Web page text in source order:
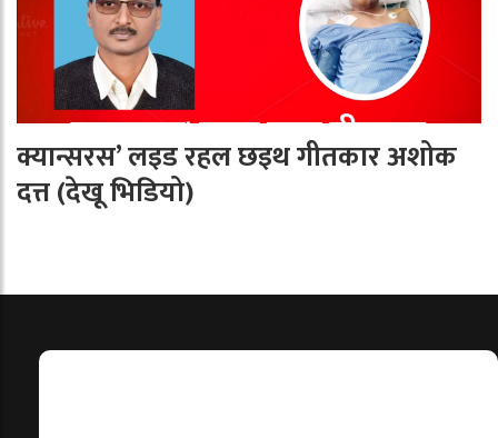
क्यान्सरस’ लइड रहल छइथ गीतकार अशोक
दत्त (देखू भिडियो)